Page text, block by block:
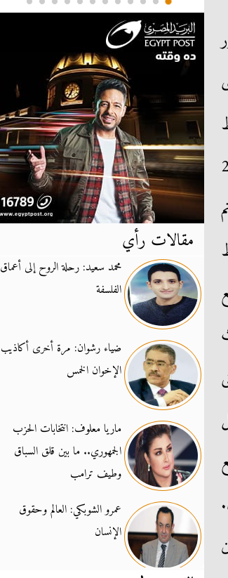
وتسيير"، و29
مقالات رأي
محمد سعيد: رحلة الروح إلى أعماق
الفلسفة
ضياء رشوان: مرة أخرى أكاذيب
الإخوان الخمس
ماريا معلوف: انتخابات الحزب
الجمهوري.. ما بين قلق السباق
وطيف ترامب
عمرو الشوبكي: العالم وحقوق
الإنسان